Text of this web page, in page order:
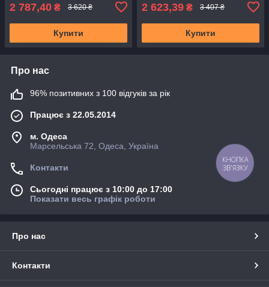
2 787,40 ₴ 3 620 ₴
Купити
2 623,39 ₴ 3 407 ₴
Купити
Про нас
96% позитивних з 100 відгуків за рік
Працює з 22.05.2014
м. Одеса
Марсельська 72, Одеса, Україна
Контакти
Сьогодні працює з 10:00 до 17:00
Показати весь графік роботи
Про нас
Контакти
КНОПКА
ЗВ'ЯЗКУ